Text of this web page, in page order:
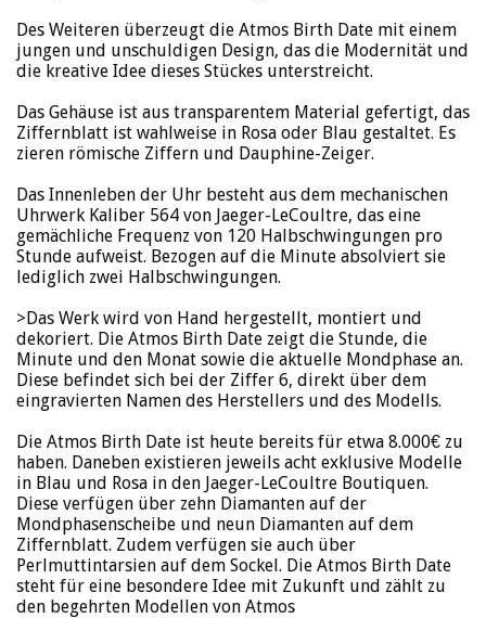
Des Weiteren überzeugt die Atmos Birth Date mit einem
jungen und unschuldigen Design, das die Modernität und
die kreative Idee dieses Stückes unterstreicht.
Das Gehäuse ist aus transparentem Material gefertigt, das
Ziffernblatt ist wahlweise in Rosa oder Blau gestaltet. Es
zieren römische Ziffern und Dauphine-Zeiger.
Das Innenleben der Uhr besteht aus dem mechanischen
Uhrwerk Kaliber 564 von Jaeger-LeCoultre, das eine
gemächliche Frequenz von 120 Halbschwingungen pro
Stunde aufweist. Bezogen auf die Minute absolviert sie
lediglich zwei Halbschwingungen.
>Das Werk wird von Hand hergestellt, montiert und
dekoriert. Die Atmos Birth Date zeigt die Stunde, die
Minute und den Monat sowie die aktuelle Mondphase an.
Diese befindet sich bei der Ziffer 6, direkt über dem
eingravierten Namen des Herstellers und des Modells.
Die Atmos Birth Date ist heute bereits für etwa 8.000€ zu
haben. Daneben existieren jeweils acht exklusive Modelle
in Blau und Rosa in den Jaeger-LeCoultre Boutiquen.
Diese verfügen über zehn Diamanten auf der
Mondphasenscheibe und neun Diamanten auf dem
Ziffernblatt. Zudem verfügen sie auch über
Perlmuttintarsien auf dem Sockel. Die Atmos Birth Date
steht für eine besondere Idee mit Zukunft und zählt zu
den begehrten Modellen von Atmos